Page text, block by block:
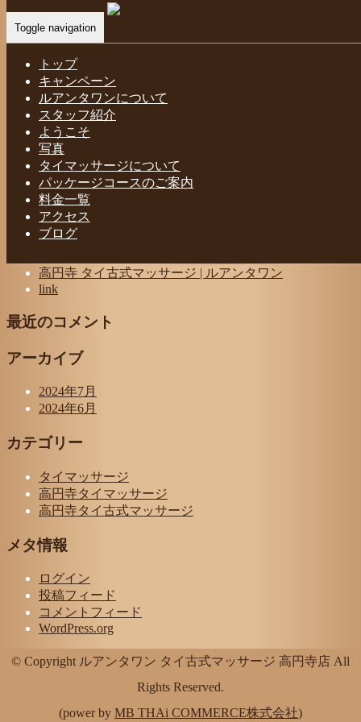
Toggle navigation
トップ
キャンペーン
ルアンタワンについて
スタッフ紹介
ようこそ
写真
タイマッサージについて
パッケージコースのご案内
料金一覧
アクセス
ブログ
ルアンタワン タイ古式マッサージ 高円
寺店
--ルアン…
ルアンタワン タイ古式マッサージ 高円寺店
最近の投稿
高円寺 タイ古式マッサージ | ルアンタワン
link
最近のコメント
アーカイブ
2024年7月
2024年6月
カテゴリー
タイマッサージ
高円寺タイマッサージ
高円寺タイ古式マッサージ
メタ情報
ログイン
投稿フィード
コメントフィード
WordPress.org
© Copyright ルアンタワン タイ古式マッサージ 高円寺店 All
Rights Reserved.
(power by MB THAi COMMERCE株式会社)